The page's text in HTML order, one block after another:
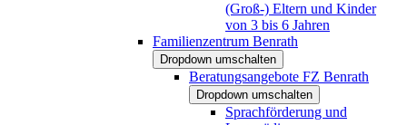
(Groß-) Eltern und Kinder
von 3 bis 6 Jahren
Familienzentrum Benrath
Dropdown umschalten
Beratungsangebote FZ Benrath
Dropdown umschalten
Sprachförderung und